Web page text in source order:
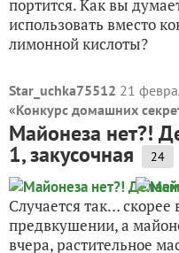
портится. Как вы
использовать вместо
лимонной кислоты?
Star_uchka75512 21
«Конкурс домашних
Майонеза нет?!
1, закусочная 24
Случается так… скорее
предвкушении, а
вчера, растительное